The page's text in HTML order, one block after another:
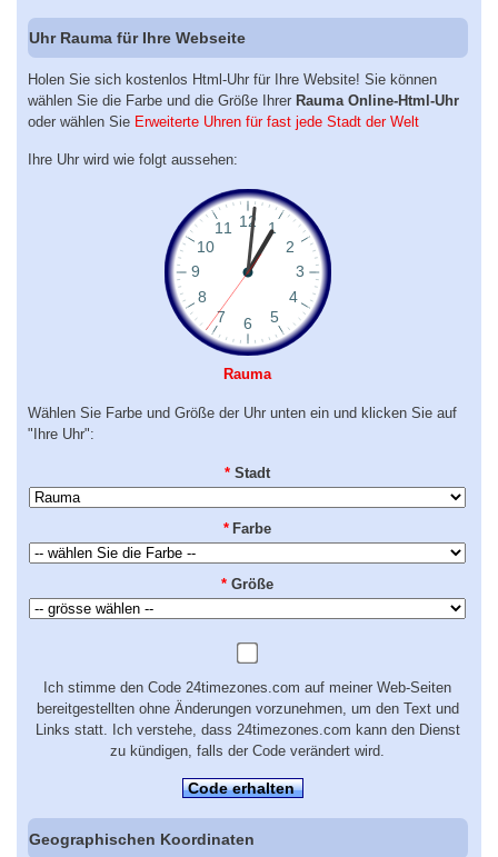
Uhr Rauma für Ihre Webseite
Holen Sie sich kostenlos Html-Uhr für Ihre Website! Sie können
wählen Sie die Farbe und die Größe Ihrer Rauma Online-Html-Uhr
oder wählen Sie Erweiterte Uhren für fast jede Stadt der Welt
Ihre Uhr wird wie folgt aussehen:
Rauma
Wählen Sie Farbe und Größe der Uhr unten ein und klicken Sie auf
"Ihre Uhr":
* Stadt
* Farbe
* Größe
Ich stimme den Code 24timezones.com auf meiner Web-Seiten
bereitgestellten ohne Änderungen vorzunehmen, um den Text und
Links statt. Ich verstehe, dass 24timezones.com kann den Dienst
zu kündigen, falls der Code verändert wird.
Code erhalten
Geographischen Koordinaten